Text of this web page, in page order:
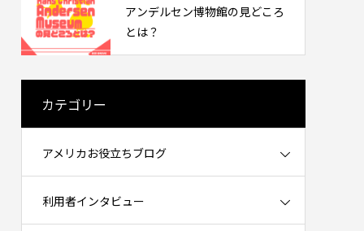
要？
30万マイル・48万km走った実例と寿命
アンデルセン博物館の見どころ
とは？
カテゴリー
アメリカお役立ちブログ
利用者インタビュー